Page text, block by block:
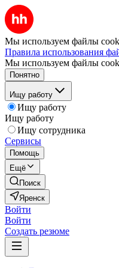
Мы используем файлы
Правила использования
Мы используем файлы
Понятно
Ищу работу
Ищу работу
Ищу работу
Ищу сотрудника
Сервисы
Помощь
Ещё
Поиск
Яренск
Войти
Войти
Создать резюме